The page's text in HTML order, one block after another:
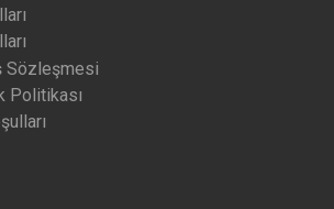
Sözleşmesi
Politikası